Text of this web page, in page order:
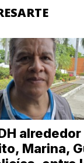
Marina,